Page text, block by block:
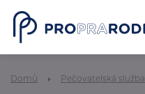
Domů Pečovatelská služba